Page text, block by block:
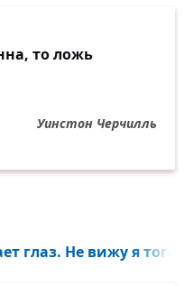
то ложь
Уинстон Черчилль
глаз. Не вижу я того,